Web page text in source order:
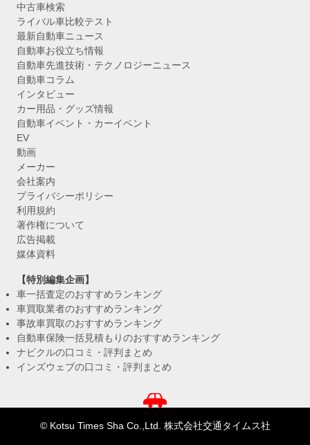
中古車検索
ライバル車比較テスト
最新自動車ニュース
自動車お役立ち情報
自動車先進技術・テクノロジーニュース
自動車コラム
インタビュー
カー用品・グッズ情報
自動車イベント・カーイベント
EV
動画
メーカー
会社案内
プライバシーポリシー
利用規約
著作権について
広告掲載
媒体資料
【特別編集企画】
車一括査定のおすすめランキング
車買取業者のおすすめランキング
事故車買取のおすすめランキング
自動車保険一括見積もりのおすすめランキング
ナビクルの口コミ・評判まとめ
インズウェブの口コミ・評判まとめ
© Kotsu Times Sha Co.,Ltd. 株式会社交通タイムス社